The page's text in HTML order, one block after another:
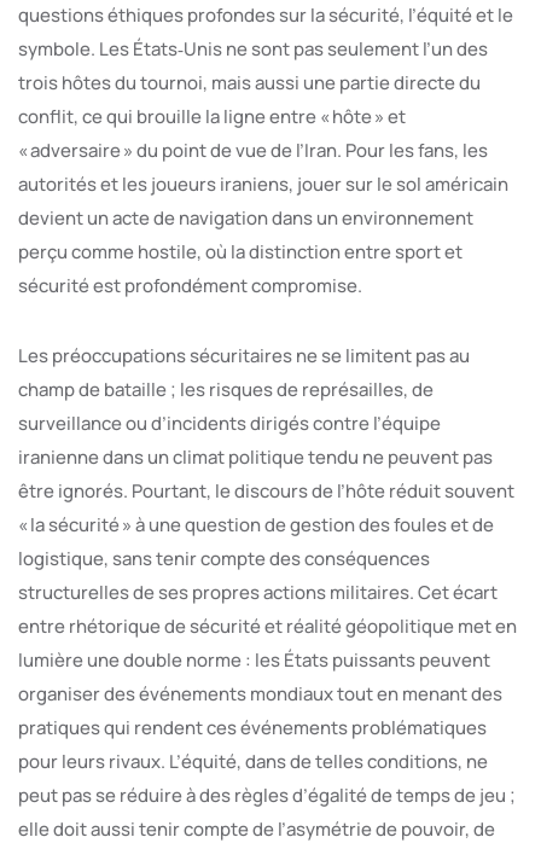
questions éthiques profondes sur la sécurité, l’équité et le
symbole. Les États‑Unis ne sont pas seulement l’un des
trois hôtes du tournoi, mais aussi une partie directe du
conflit, ce qui brouille la ligne entre « hôte » et
« adversaire » du point de vue de l’Iran. Pour les fans, les
autorités et les joueurs iraniens, jouer sur le sol américain
devient un acte de navigation dans un environnement
perçu comme hostile, où la distinction entre sport et
sécurité est profondément compromise.
Les préoccupations sécuritaires ne se limitent pas au
champ de bataille ; les risques de représailles, de
surveillance ou d’incidents dirigés contre l’équipe
iranienne dans un climat politique tendu ne peuvent pas
être ignorés. Pourtant, le discours de l’hôte réduit souvent
« la sécurité » à une question de gestion des foules et de
logistique, sans tenir compte des conséquences
structurelles de ses propres actions militaires. Cet écart
entre rhétorique de sécurité et réalité géopolitique met en
lumière une double norme : les États puissants peuvent
organiser des événements mondiaux tout en menant des
pratiques qui rendent ces événements problématiques
pour leurs rivaux. L’équité, dans de telles conditions, ne
peut pas se réduire à des règles d’égalité de temps de jeu ;
elle doit aussi tenir compte de l’asymétrie de pouvoir, de